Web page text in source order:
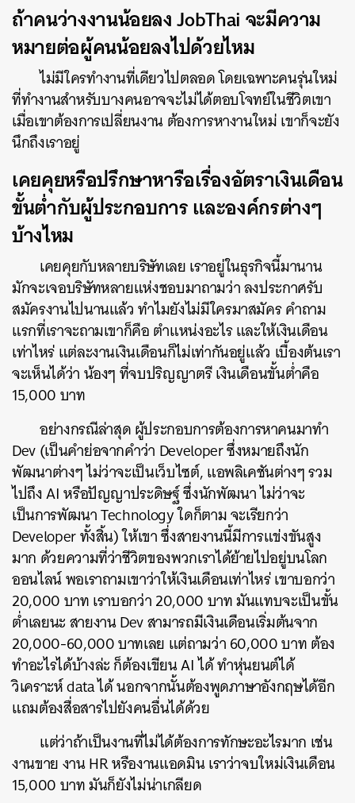
ถ้าคนว่างงานน้อยลง JobThai จะมีความ
หมายต่อผู้คนน้อยลงไปด้วยไหม
ไม่มีใครทำงานที่เดียวไปตลอด โดยเฉพาะคนรุ่นใหม่
ที่ทำงานสำหรับบางคนอาจจะไม่ได้ตอบโจทย์ในชีวิตเขา
เมื่อเขาต้องการเปลี่ยนงาน ต้องการหางานใหม่ เขาก็จะยัง
นึกถึงเราอยู่
เคยคุยหรือปรึกษาหารือเรื่องอัตราเงินเดือน
ขั้นต่ำกับผู้ประกอบการ และองค์กรต่างๆ
บ้างไหม
เคยคุยกับหลายบริษัทเลย เราอยู่ในธุรกิจนี้มานาน
มักจะเจอบริษัทหลายแห่งชอบมาถามว่า ลงประกาศรับ
สมัครงานไปนานแล้ว ทำไมยังไม่มีใครมาสมัคร คำถาม
แรกที่เราจะถามเขาก็คือ ตำแหน่งอะไร และให้เงินเดือน
เท่าไหร่ แต่ละงานเงินเดือนก็ไม่เท่ากันอยู่แล้ว เบื้องต้นเรา
จะเห็นได้ว่า น้องๆ ที่จบปริญญาตรี เงินเดือนขั้นต่ำคือ
15,000 บาท
อย่างกรณีล่าสุด ผู้ประกอบการต้องการหาคนมาทำ
Dev (เป็นคำย่อจากคำว่า Developer ซึ่งหมายถึงนัก
พัฒนาต่างๆ ไม่ว่าจะเป็นเว็บไซต์, แอพลิเคชันต่างๆ รวม
ไปถึง AI หรือปัญญาประดิษฐ์ ซึ่งนักพัฒนา ไม่ว่าจะ
เป็นการพัฒนา Technology ใดก็ตาม จะเรียกว่า
Developer ทั้งสิ้น) ให้เขา ซึ่งสายงานนี้มีการแข่งขันสูง
มาก ด้วยความที่ว่าชีวิตของพวกเราได้ย้ายไปอยู่บนโลก
ออนไลน์ พอเราถามเขาว่าให้เงินเดือนเท่าไหร่ เขาบอกว่า
20,000 บาท เราบอกว่า 20,000 บาท มันแทบจะเป็นขั้น
ต่ำเลยนะ สายงาน Dev สามารถมีเงินเดือนเริ่มต้นจาก
20,000-60,000 บาทเลย แต่ถามว่า 60,000 บาท ต้อง
ทำอะไรได้บ้างล่ะ ก็ต้องเขียน AI ได้ ทำหุ่นยนต์ได้
วิเคราะห์ data ได้ นอกจากนั้นต้องพูดภาษาอังกฤษได้อีก
แถมต้องสื่อสารไปยังคนอื่นได้ด้วย
แต่ว่าถ้าเป็นงานที่ไม่ได้ต้องการทักษะอะไรมาก เช่น
งานขาย งาน HR หรืองานแอดมิน เราว่าจบใหม่เงินเดือน
15,000 บาท มันก็ยังไม่น่าเกลียด